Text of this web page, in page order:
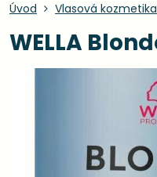
Úvod Vlasová kozmetika
WELLA